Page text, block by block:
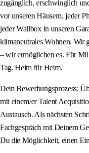
zugänglich, erschwinglich
vor unseren Häusern, jeder
jeder Wallbox in unseren
klimaneutrales Wohnen. Wir
– wir ermöglichen es. Für
Tag. Heim für Heim.
Dein Bewerbungsprozess:
mit einem/er Talent
Austausch. Als nächsten
Fachgespräch mit Deinem
Du die Möglichkeit, einen